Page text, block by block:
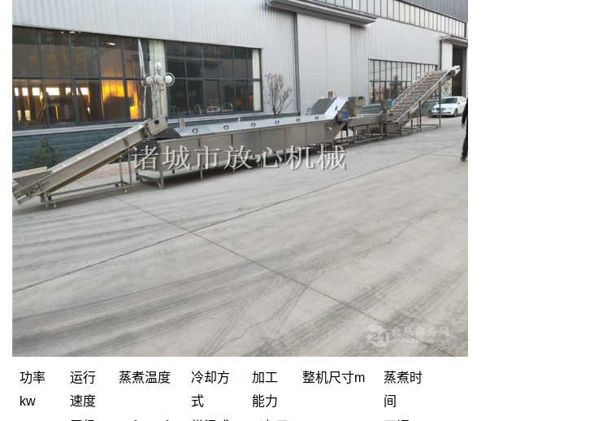
功率
kw
运行
速度
蒸煮温度
冷却方
式
加工
能力
整机尺寸m
蒸煮时
间